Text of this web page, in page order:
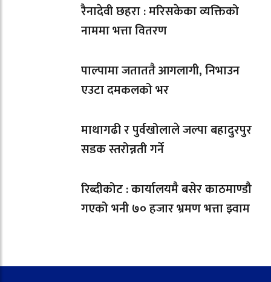
रैनादेवी छहरा : मरिसकेका व्यक्तिको
नाममा भत्ता वितरण
पाल्पामा जताततै आगलागी, निभाउन
एउटा दमकलको भर
माथागढी र पुर्वखोलाले जल्पा बहादुरपुर
सडक स्तरोन्नती गर्ने
रिब्दीकोट : कार्यालयमै बसेर काठमाण्डौ
गएको भनी ७० हजार भ्रमण भत्ता झ्वाम